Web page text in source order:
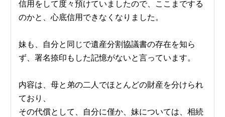
信用をして度々預けていましたので、ここまでする
のかと、心底信用できなくなりました。
妹も、自分と同じで遺産分割協議書の存在を知ら
ず、署名捺印もした記憶がないと言っています。
内容は、母と弟の二人でほとんどの財産を分けられ
ており、
その代償として、自分に僅か、妹については、相続